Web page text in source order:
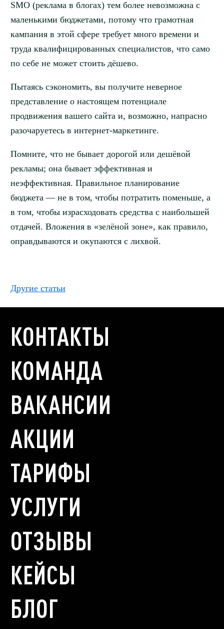
SMO (реклама в блогах) тем более невозможна с
маленькими бюджетами, потому что грамотная
кампания в этой сфере требует много времени и
труда квалифицированных специалистов, что само
по себе не может стоить дёшево.
Пытаясь сэкономить, вы получите неверное
представление о настоящем потенциале
продвижения вашего сайта и, возможно, напрасно
разочаруетесь в интернет-маркетинге.
Помните, что не бывает дорогой или дешёвой
рекламы; она бывает эффективная и
неэффективная. Правильное планирование
бюджета — не в том, чтобы потратить поменьше, а
в том, чтобы израсходовать средства с наибольшей
отдачей. Вложения в «зелёной зоне», как правило,
оправдываются и окупаются с лихвой.
Другие статьи
КОНТАКТЫ
КОМАНДА
ВАКАНСИИ
АКЦИИ
ТАРИФЫ
УСЛУГИ
ОТЗЫВЫ
КЕЙСЫ
БЛОГ